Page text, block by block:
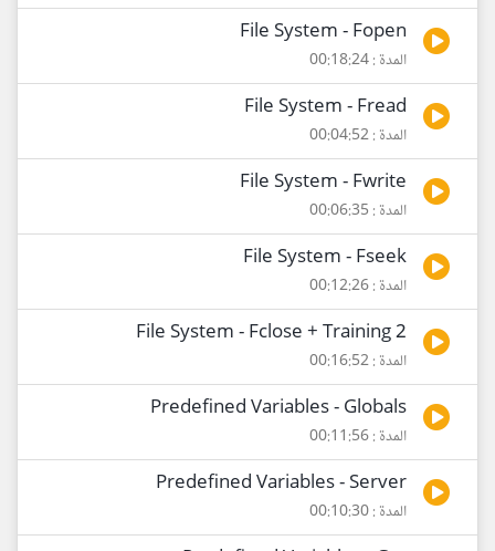
File System - Fopen
المدة : 00:18:24
File System - Fread
المدة : 00:04:52
File System - Fwrite
المدة : 00:06:35
File System - Fseek
المدة : 00:12:26
File System - Fclose + Training 2
المدة : 00:16:52
Predefined Variables - Globals
المدة : 00:11:56
Predefined Variables - Server
المدة : 00:10:30